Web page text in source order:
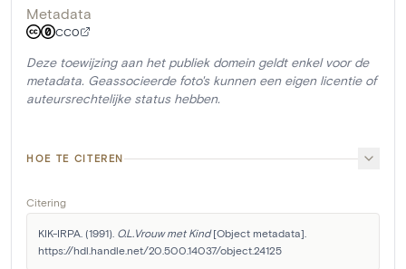
Metadata
CC0
Deze toewijzing aan het publiek domein geldt enkel voor de
metadata. Geassocieerde foto's kunnen een eigen licentie of
auteursrechtelijke status hebben.
HOE TE CITEREN
Citering
KIK-IRPA. (1991). O.L.Vrouw met Kind [Object metadata].
https://hdl.handle.net/20.500.14037/object.24125